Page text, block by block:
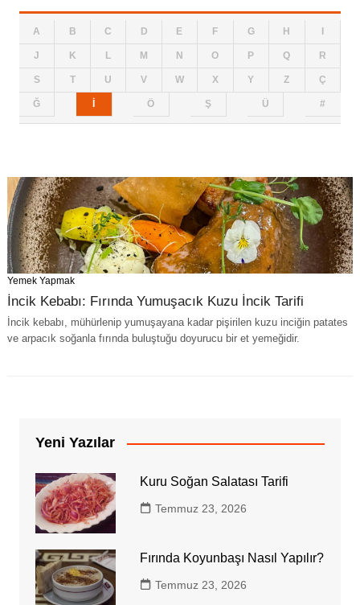
A B C D E F G H
J K L M N O P Q R
S T U V W X Y Z Ç
Ğ Ö Ş Ü #
Yemek Yapmak
İncik Kebabı: Fırında Yumuşacık Kuzu İncik Tarifi
İncik kebabı, mühürlenip yumuşayana kadar pişirilen kuzu inciğin patates
ve arpacık soğanla fırında buluştuğu doyurucu bir et yemeğidir.
Yeni Yazılar
Kuru Soğan Salatası Tarifi
Temmuz 23, 2026
Fırında Koyunbaşı Nasıl Yapılır?
Temmuz 23, 2026